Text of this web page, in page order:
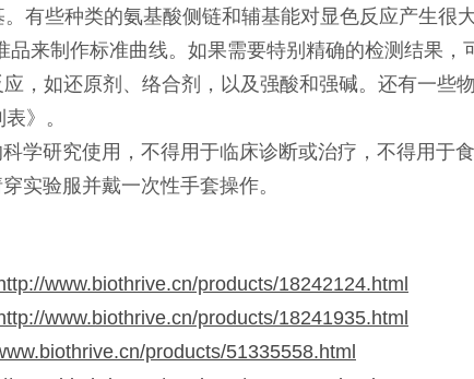
有些种类的氨基酸侧链和辅基能对显色反应产生很
品来制作标准曲线。如果需要特别精确的检测结果，
如还原剂、络合剂，以及强酸和强碱。还有一些物
》。
研究使用，不得用于临床诊断或治疗，不得用于食
验服并戴一次性手套操作。
www.biothrive.cn/products/18242124.html
www.biothrive.cn/products/18241935.html
products/51335558.html